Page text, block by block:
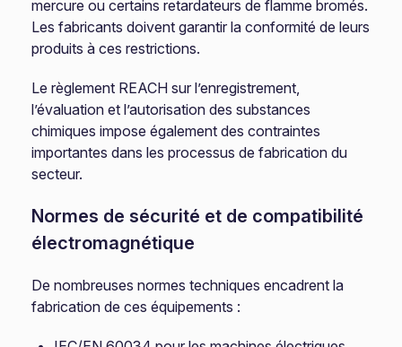
mercure ou certains retardateurs de flamme bromés.
Les fabricants doivent garantir la conformité de leurs
produits à ces restrictions.
Le règlement REACH sur l’enregistrement,
l’évaluation et l’autorisation des substances
chimiques impose également des contraintes
importantes dans les processus de fabrication du
secteur.
Normes de sécurité et de compatibilité
électromagnétique
De nombreuses normes techniques encadrent la
fabrication de ces équipements :